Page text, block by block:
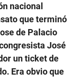
nacional
que terminó
de Palacio
José
un ticket de
Era obvio que